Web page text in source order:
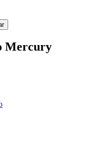
Mercury